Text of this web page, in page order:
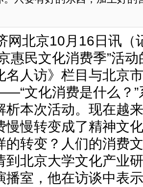
网北京10月16日讯（
惠民文化消费季”活
名人访》栏目与北京
文化消费是什么？”
析本次活动。现在越
慢慢转变成了精神文
的转变？人们的消费
到北京大学文化产业
播室，他在访谈中表